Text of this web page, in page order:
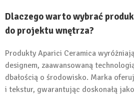
Dlaczego warto wybrać
do projektu wnętrza?
Produkty Aparici Ceramica
designem, zaawansowaną
dbałością o środowisko. Marka
i tekstur, gwarantując doskonałą